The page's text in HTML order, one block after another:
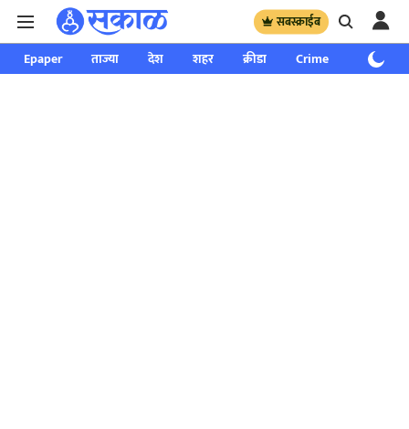
सबस्क्राईब
Epaper ताज्या देश शहर क्रीडा Crime साप्ताहिक